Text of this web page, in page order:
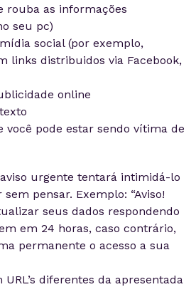
rouba as informações
seu pc)
social (por exemplo,
links distribuidos via Facebook,
online
você pode estar sendo vítima de
urgente tentará intimidá-lo
pensar. Exemplo: “Aviso!
seus dados respondendo
em 24 horas, caso contrário,
permanente o acesso a sua
URL’s diferentes da apresentada